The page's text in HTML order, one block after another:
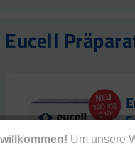
Um unsere
Eucell